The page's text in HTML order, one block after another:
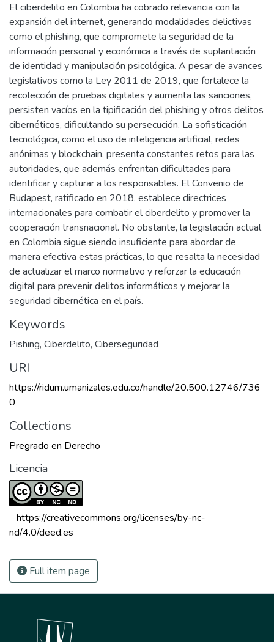
El ciberdelito en Colombia ha cobrado relevancia con la
expansión del internet, generando modalidades delictivas
como el phishing, que compromete la seguridad de la
información personal y económica a través de suplantación
de identidad y manipulación psicológica. A pesar de avances
legislativos como la Ley 2011 de 2019, que fortalece la
recolección de pruebas digitales y aumenta las sanciones,
persisten vacíos en la tipificación del phishing y otros delitos
cibernéticos, dificultando su persecución. La sofisticación
tecnológica, como el uso de inteligencia artificial, redes
anónimas y blockchain, presenta constantes retos para las
autoridades, que además enfrentan dificultades para
identificar y capturar a los responsables. El Convenio de
Budapest, ratificado en 2018, establece directrices
internacionales para combatir el ciberdelito y promover la
cooperación transnacional. No obstante, la legislación actual
en Colombia sigue siendo insuficiente para abordar de
manera efectiva estas prácticas, lo que resalta la necesidad
de actualizar el marco normativo y reforzar la educación
digital para prevenir delitos informáticos y mejorar la
seguridad cibernética en el país.
Keywords
Pishing, Ciberdelito, Ciberseguridad
URI
https://ridum.umanizales.edu.co/handle/20.500.12746/736
0
Collections
Pregrado en Derecho
Licencia
https://creativecommons.org/licenses/by-nc-
nd/4.0/deed.es
Full item page